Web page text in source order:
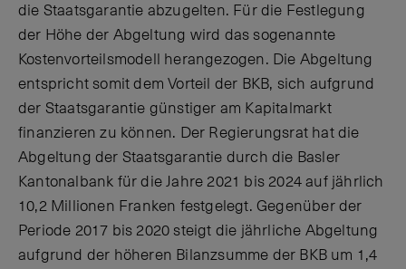
die Staatsgarantie abzugelten. Für die Festlegung
der Höhe der Abgeltung wird das sogenannte
Kostenvorteilsmodell herangezogen. Die Abgeltung
entspricht somit dem Vorteil der BKB, sich aufgrund
der Staatsgarantie günstiger am Kapitalmarkt
finanzieren zu können. Der Regierungsrat hat die
Abgeltung der Staatsgarantie durch die Basler
Kantonalbank für die Jahre 2021 bis 2024 auf jährlich
10,2 Millionen Franken festgelegt. Gegenüber der
Periode 2017 bis 2020 steigt die jährliche Abgeltung
aufgrund der höheren Bilanzsumme der BKB um 1,4